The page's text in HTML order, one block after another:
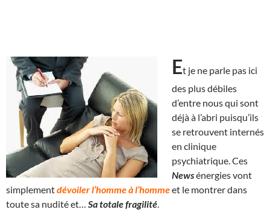
Et je ne parle pas ici
des plus débiles
d’entre nous qui sont
déjà à l’abri puisqu’ils
se retrouvent internés
en clinique
psychiatrique. Ces
Newsénergies vont
simplementdévoiler l’homme à l’hommeet le montrer dans
toute sa nudité et… Sa totale fragilité